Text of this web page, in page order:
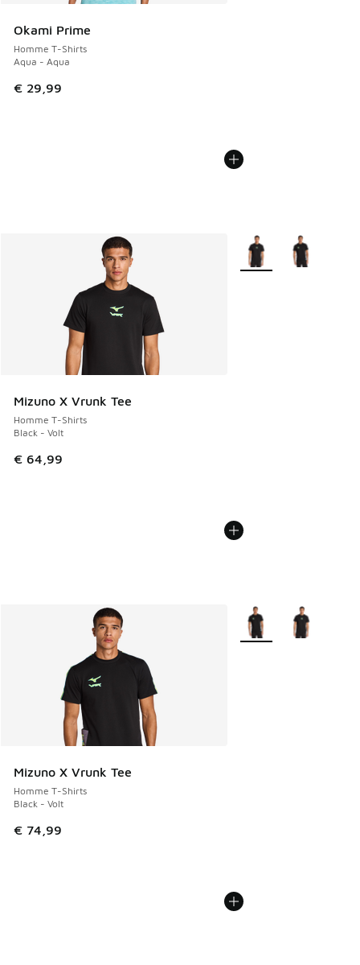
Okami Prime
Homme T-Shirts
Aqua - Aqua
€ 29,99
Mizuno X Vrunk Tee
Homme T-Shirts
Black - Volt
€ 64,99
Plus de couleurs
Mizuno X Vrunk Tee
Homme T-Shirts
Black - Volt
€ 74,99
Plus de couleurs